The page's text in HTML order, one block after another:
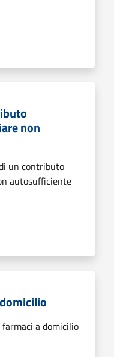
non
un contributo
autosufficiente
a domicilio